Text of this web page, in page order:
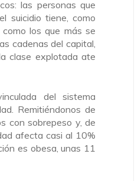
las personas que
suicidio tiene, como
los que más se
cadenas del capital,
clase explotada ate
del sistema
Remitiéndonos de
con sobrepeso y, de
afecta casi al 10%
es obesa, unas 11